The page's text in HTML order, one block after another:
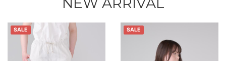
SALE SALE